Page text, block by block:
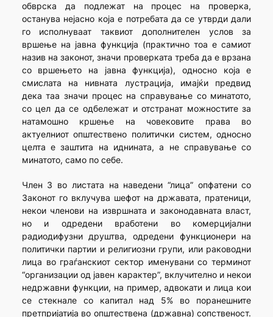
обврска да подлежат на процес на проверка,
останува нејасно која е потребата да се утврди дали
го исполнуваат таквиот дополнителен услов за
вршење на јавна функција (практично тоа е самиот
назив на законот, значи проверката треба да е врзана
со вршењето на јавна функција), односно која е
смислата на нивната лустрација, имајќи предвид
дека таа значи процес на справување со минатото,
со цел да се одбележат и отстранат можностите за
натамошно кршење на човековите права во
актуелниот општествено политички систем, односно
целта е заштита на иднината, а не справување со
минатото, само по себе.
Член 3 во листата на наведени “лица” опфатени со
Законот го вклучува шефот на државата, пратеници,
некои членови на извршната и законодавната власт,
но и одредени врабо­тени во комерцијални
радиодифузни друштва, одредени функци­онери на
политички партии и религиозни групи, или раководни
лица во граѓанскиот сектор именувани со терминот
“организации од јавен карактер”, вклучително и некои
недржавни функции, на пример, адвокати и лица кои
се стекнале со капитал над 5% во поранешните
претпријатија во општествена (државна) сопственост.